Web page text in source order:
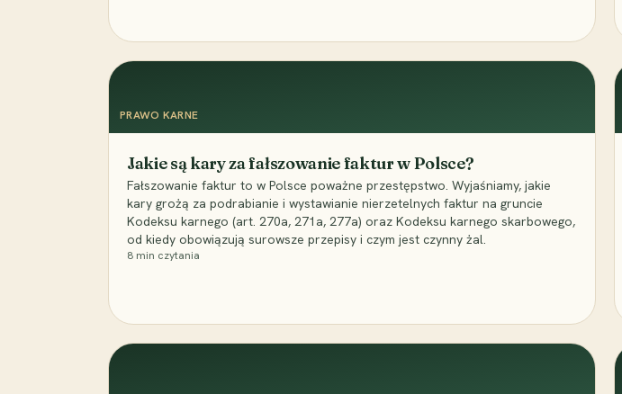
PRAWO KARNE
Jakie są kary za fałszowanie faktur w Polsce?
Fałszowanie faktur to w Polsce poważne przestępstwo. Wyjaśniamy, jakie
kary grożą za podrabianie i wystawianie nierzetelnych faktur na gruncie
Kodeksu karnego (art. 270a, 271a, 277a) oraz Kodeksu karnego skarbowego,
od kiedy obowiązują surowsze przepisy i czym jest czynny żal.
8 min czytania